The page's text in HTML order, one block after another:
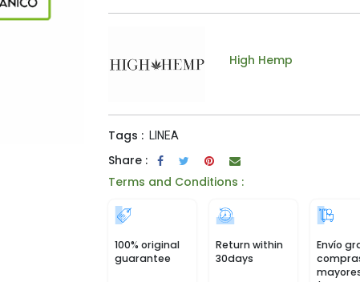
High Hemp
Tags : LINEA
Share :
Terms and Conditions :
100% original
guarantee
Return within
30days
Envío